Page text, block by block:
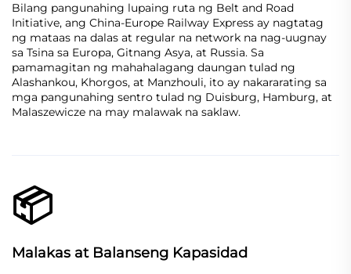
Bilang pangunahing lupaing ruta ng Belt and Road
Initiative, ang China-Europe Railway Express ay nagtatag
ng mataas na dalas at regular na network na nag-uugnay
sa Tsina sa Europa, Gitnang Asya, at Russia. Sa
pamamagitan ng mahahalagang daungan tulad ng
Alashankou, Khorgos, at Manzhouli, ito ay nakararating sa
mga pangunahing sentro tulad ng Duisburg, Hamburg, at
Malaszewicze na may malawak na saklaw.
📦
Malakas at Balanseng Kapasidad